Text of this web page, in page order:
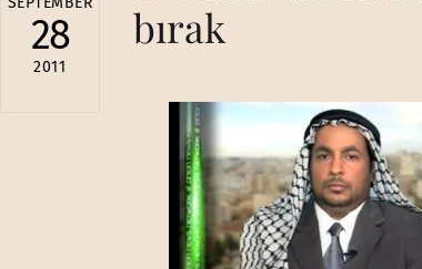
28
2011
bırak